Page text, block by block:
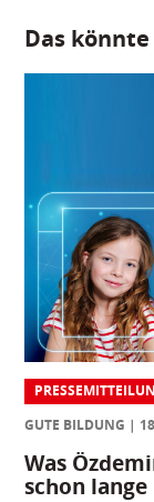
Das
GUTE BILDUNG
Was
schon lange